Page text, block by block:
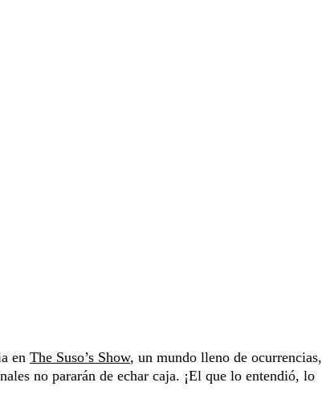
en The Suso’s Show, un mundo lleno de ocurrencias,
no pararán de echar caja. ¡El que lo entendió, lo